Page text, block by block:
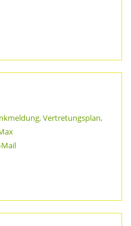
, Vertretungsplan,